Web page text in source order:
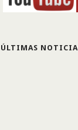
ÚLTIMAS